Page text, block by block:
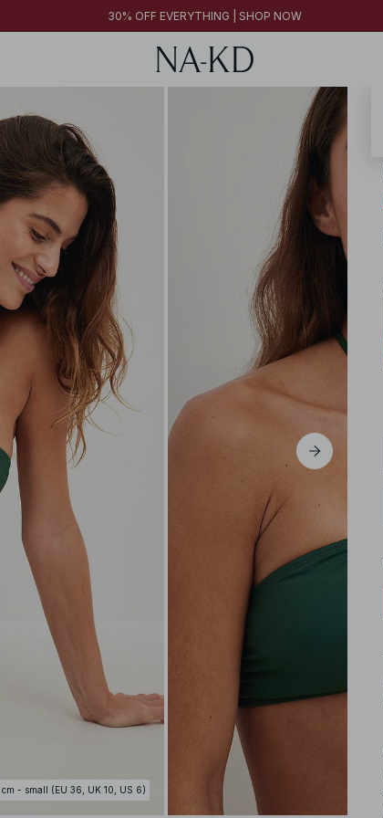
FINAL SALE | SHOP NOW
30% OFF EVERYTHING | SHOP NOW
cm - small (EU 36, UK 10, US 6)